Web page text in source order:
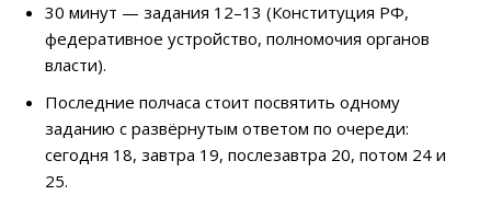
30 минут — задания 12–13 (Конституция РФ,
федеративное устройство, полномочия органов
власти).
Последние полчаса стоит посвятить одному
заданию с развёрнутым ответом по очереди:
сегодня 18, завтра 19, послезавтра 20, потом 24 и
25.